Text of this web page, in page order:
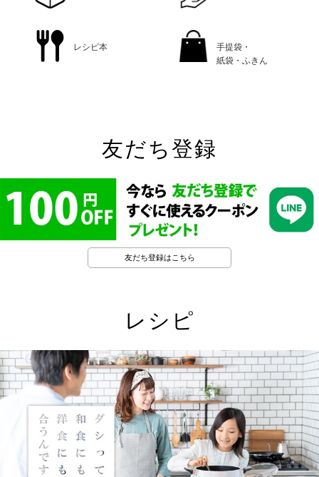
レシピ本
手提袋・
紙袋・ふきん
友だち登録
友だち登録はこちら
レシピ